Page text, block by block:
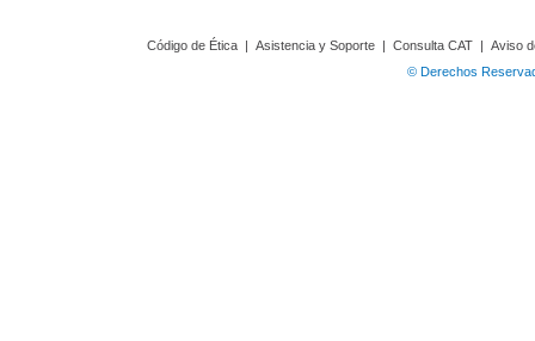
Código de Ética | Asistencia y Soporte | Consulta CAT | Aviso
© Derechos